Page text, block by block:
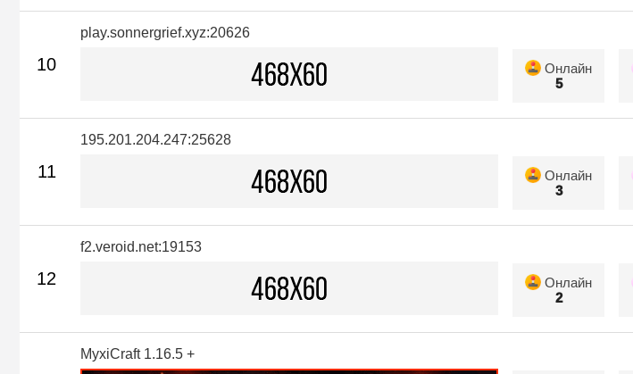
10
play.sonnergrief.xyz:20626
Онлайн
5
11
195.201.204.247:25628
Онлайн
3
12
f2.veroid.net:19153
Онлайн
2
MyxiCraft 1.16.5 +